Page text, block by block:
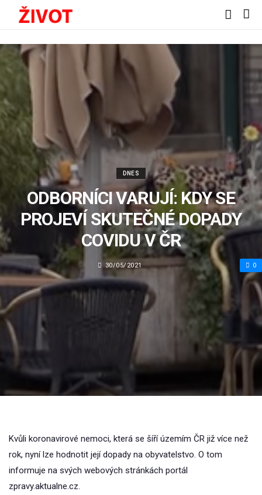
DNES
ODBORNÍCI VARUJÍ: KDY SE
PROJEVÍ SKUTEČNÉ DOPADY
COVIDU V ČR
30/05/2021 0
Kvůli koronavirové nemoci, která se šíří územím ČR již více než
rok, nyní lze hodnotit její dopady na obyvatelstvo. O tom
informuje na svých webových stránkách portál
zpravy.aktualne.cz.